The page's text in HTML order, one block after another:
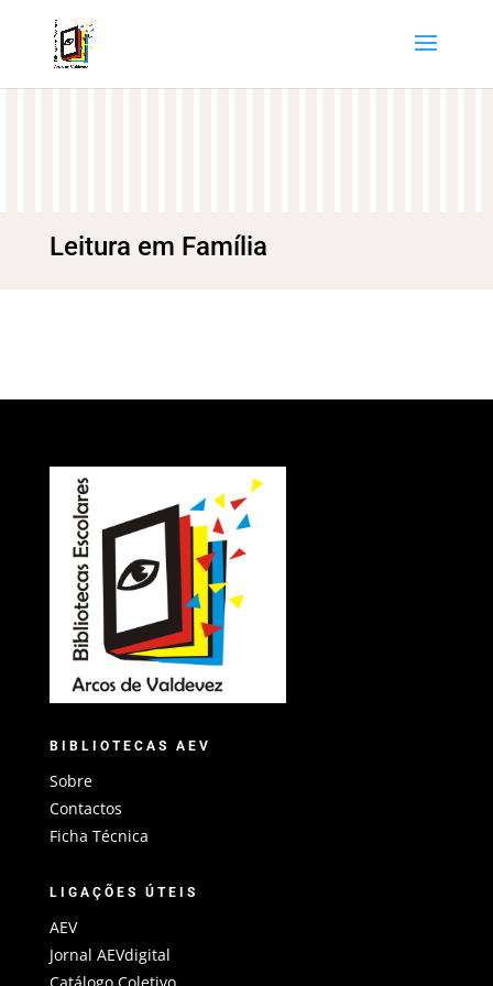
Leitura em Família
BIBLIOTECAS AEV
Sobre
Contactos
Ficha Técnica
LIGAÇÕES ÚTEIS
AEV
Jornal AEVdigital